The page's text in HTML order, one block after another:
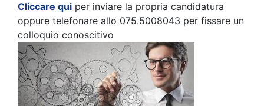
Cliccare qui per inviare la propria candidatura
oppure telefonare allo 075.5008043 per fissare un
colloquio conoscitivo